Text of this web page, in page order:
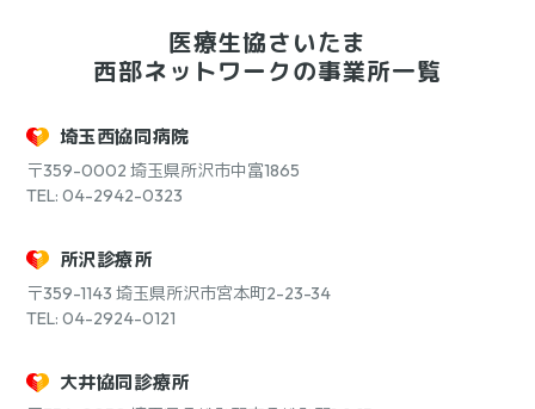
医療生協さいたま
西部ネットワークの事業所一覧
埼玉西協同病院
〒359-0002 埼玉県所沢市中富1865
TEL: 04-2942-0323
所沢診療所
〒359-1143 埼玉県所沢市宮本町2-23-34
TEL: 04-2924-0121
大井協同診療所